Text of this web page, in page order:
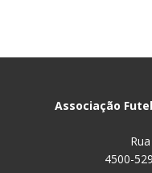
Associação
4500-